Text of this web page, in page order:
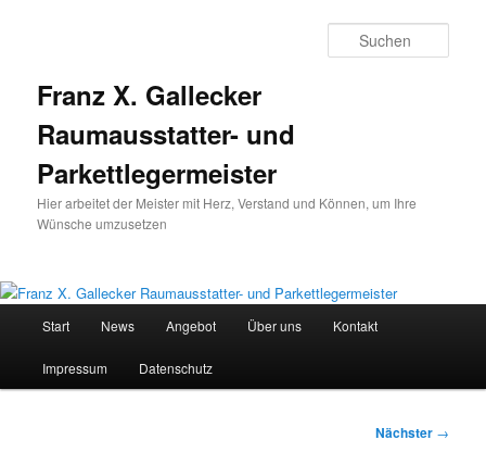
Franz X. Gallecker
Raumausstatter- und
Parkettlegermeister
Hier arbeitet der Meister mit Herz, Verstand und Können, um Ihre
Wünsche umzusetzen
Start News Angebot Über uns Kontakt
Impressum Datenschutz
Nächster →